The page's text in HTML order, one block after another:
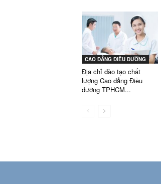
CAO ĐẲNG ĐIỀU DƯỠNG
Địa chỉ đào tạo chất
lượng Cao đẳng Điều
dưỡng TPHCM...